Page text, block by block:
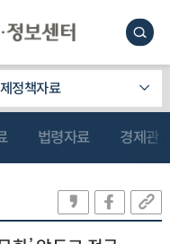
정책자료
법령자료 경제관